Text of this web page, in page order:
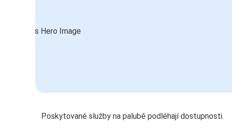
Poskytované služby na palubě podléhají dostupnosti.